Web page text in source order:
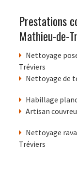
Prestations
Mathieu-de-
Nettoyage
Tréviers
Nettoyage de
Habillage
Artisan
Nettoyage
Tréviers